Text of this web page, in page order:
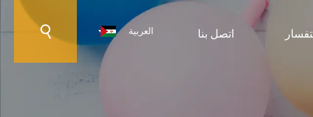
اتصل بنا العربية